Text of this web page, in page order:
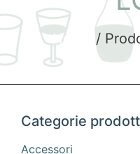
Home /
Categorie
Accessori